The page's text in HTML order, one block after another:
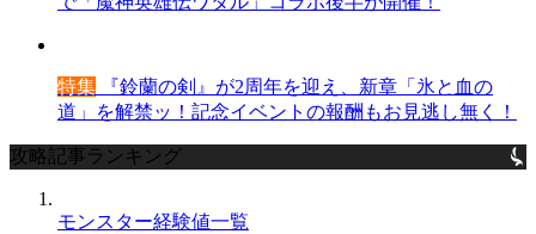
特集 『鈴蘭の剣』が2周年を迎え、新章「氷と血の
道」を解禁ッ！記念イベントの報酬もお見逃し無く！
攻略記事ランキング
モンスター経験値一覧